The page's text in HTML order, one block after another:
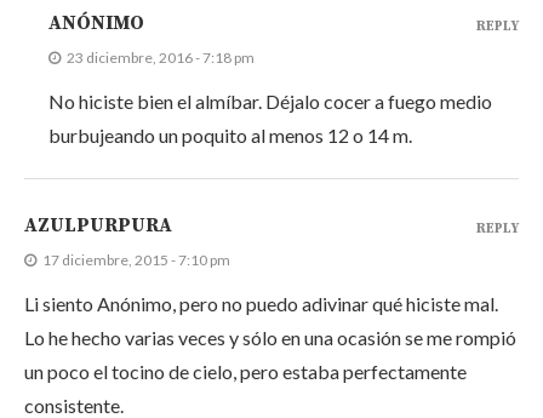
ANÓNIMO
23 diciembre, 2016 - 7:18 pm
No hiciste bien el almíbar. Déjalo cocer a fuego medio
burbujeando un poquito al menos 12 o 14 m.
REPLY
AZULPURPURA
17 diciembre, 2015 - 7:10 pm
Li siento Anónimo, pero no puedo adivinar qué hiciste mal.
Lo he hecho varias veces y sólo en una ocasión se me rompió
un poco el tocino de cielo, pero estaba perfectamente
consistente.
REPLY